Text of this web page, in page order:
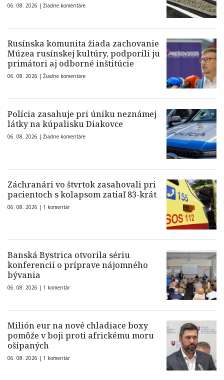
06. 08. 2026 | Žiadne komentáre
Rusínska komunita žiada zachovanie
Múzea rusínskej kultúry, podporili ju
primátori aj odborné inštitúcie
06. 08. 2026 | Žiadne komentáre
Polícia zasahuje pri úniku neznámej
látky na kúpalisku Diakovce
06. 08. 2026 | Žiadne komentáre
Záchranári vo štvrtok zasahovali pri
pacientoch s kolapsom zatiaľ 83-krát
06. 08. 2026 | 1 komentár
Banská Bystrica otvorila sériu
konferencií o príprave nájomného
bývania
06. 08. 2026 | 1 komentár
Milión eur na nové chladiace boxy
pomôže v boji proti africkému moru
ošípaných
06. 08. 2026 | 1 komentár